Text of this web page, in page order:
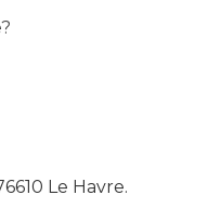
Le Havre.